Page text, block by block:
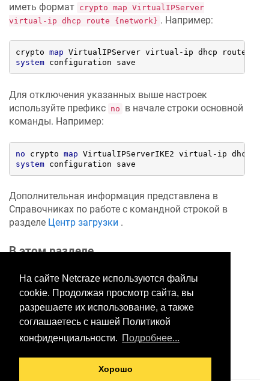
На сайте Netcraze используются файлы
cookie. Продолжая просмотр сайта, вы
разрешаете их использование, а также
соглашаетесь с нашей Политикой
конфиденциальности. Подробнее...
Хорошо
иметь формат crypto map VirtualIPServer
virtual-ip dhcp route {network} . Например:
crypto map VirtualIPServer virtual-ip dhcp route
system configuration save
Для отключения указанных выше настроек
используйте префикс no
в начале строки основной
команды. Например:
no crypto map VirtualIPServerIKE2 virtual-ip dhcp
system configuration save
Дополнительная информация представлена в
Справочниках по работе с командной строкой в
разделе Центр загрузки .
В этом разделе
Хотите оставить отзыв?
Нажмите здесь, чтобы
предложить правки.